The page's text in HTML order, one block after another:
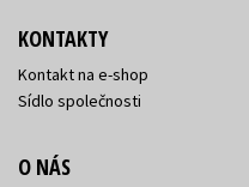
KONTAKTY
Kontakt na e-shop
Sídlo společnosti
O NÁS